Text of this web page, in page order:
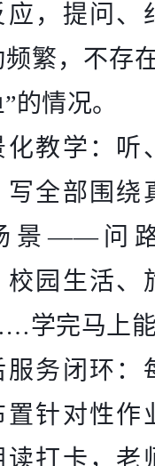
应，提问、
频繁，不存
的情况。
化教学：听
写全部围绕
景——问
校园生活、
学完马上能
服务闭环：
置针对性作
读打卡，老